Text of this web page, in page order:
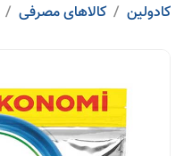
کادولین کالاهای مصرفی